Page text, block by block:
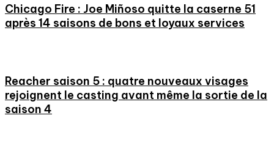
Chicago Fire : Joe Miñoso quitte la caserne 51
après 14 saisons de bons et loyaux services
Reacher saison 5 : quatre nouveaux visages
rejoignent le casting avant même la sortie de la
saison 4